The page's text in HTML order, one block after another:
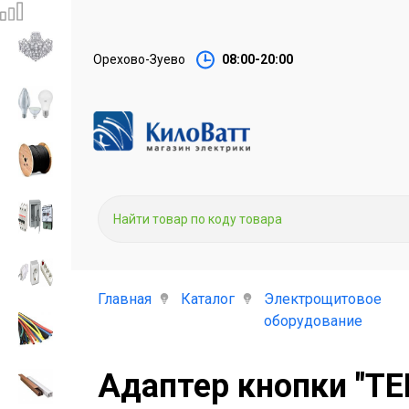
Орехово-Зуево 08:00-20:00
Главная Каталог
Электрощитовое
оборудование
Адаптер кнопки